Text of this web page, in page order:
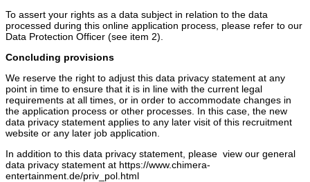
To assert your rights as a data subject in relation to the data
processed during this online application process, please refer to our
Data Protection Officer (see item 2).
Concluding provisions
We reserve the right to adjust this data privacy statement at any
point in time to ensure that it is in line with the current legal
requirements at all times, or in order to accommodate changes in
the application process or other processes. In this case, the new
data privacy statement applies to any later visit of this recruitment
website or any later job application.
In addition to this data privacy statement, please view our general
data privacy statement at https://www.chimera-
entertainment.de/priv_pol.html